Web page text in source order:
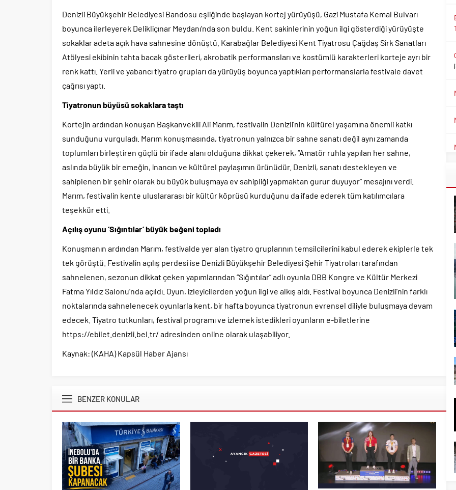
Denizli Büyükşehir Belediyesi Bandosu eşliğinde başlayan kortej yürüyüşü, Gazi Mustafa Kemal Bulvarı
boyunca ilerleyerek Delikliçınar Meydanı’nda son buldu. Kent sakinlerinin yoğun ilgi gösterdiği yürüyüşte
sokaklar adeta açık hava sahnesine dönüştü. Karabağlar Belediyesi Kent Tiyatrosu Çağdaş Sirk Sanatları
Atölyesi ekibinin tahta bacak gösterileri, akrobatik performansları ve kostümlü karakterleri korteje ayrı bir
renk kattı. Yerli ve yabancı tiyatro grupları da yürüyüş boyunca yaptıkları performanslarla festivale davet
çağrısı yaptı.
Tiyatronun büyüsü sokaklara taştı
Kortejin ardından konuşan Başkanvekili Ali Marım, festivalin Denizli’nin kültürel yaşamına önemli katkı
sunduğunu vurguladı. Marım konuşmasında, tiyatronun yalnızca bir sahne sanatı değil aynı zamanda
toplumları birleştiren güçlü bir ifade alanı olduğuna dikkat çekerek, “Amatör ruhla yapılan her sahne,
aslında büyük bir emeğin, inancın ve kültürel paylaşımın ürünüdür. Denizli, sanatı destekleyen ve
sahiplenen bir şehir olarak bu büyük buluşmaya ev sahipliği yapmaktan gurur duyuyor” mesajını verdi.
Marım, festivalin kente uluslararası bir kültür köprüsü kurduğunu da ifade ederek tüm katılımcılara
teşekkür etti.
Açılış oyunu ‘Sığıntılar’ büyük beğeni topladı
Konuşmanın ardından Marım, festivalde yer alan tiyatro gruplarının temsilcilerini kabul ederek ekiplerle tek
tek görüştü. Festivalin açılış perdesi ise Denizli Büyükşehir Belediyesi Şehir Tiyatroları tarafından
sahnelenen, sezonun dikkat çeken yapımlarından “Sığıntılar” adlı oyunla DBB Kongre ve Kültür Merkezi
Fatma Yıldız Salonu’nda açıldı. Oyun, izleyicilerden yoğun ilgi ve alkış aldı. Festival boyunca Denizli’nin farklı
noktalarında sahnelenecek oyunlarla kent, bir hafta boyunca tiyatronun evrensel diliyle buluşmaya devam
edecek. Tiyatro tutkunları, festival programı ve izlemek istedikleri oyunların e-biletlerine
https://ebilet.denizli.bel.tr/ adresinden online olarak ulaşabiliyor.
Kaynak: (KAHA) Kapsül Haber Ajansı
BENZER KONULAR